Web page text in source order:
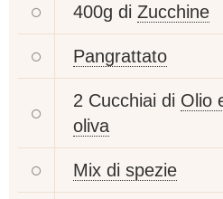
400g di Zucchine
Pangrattato
2 Cucchiai di Olio
oliva
Mix di spezie